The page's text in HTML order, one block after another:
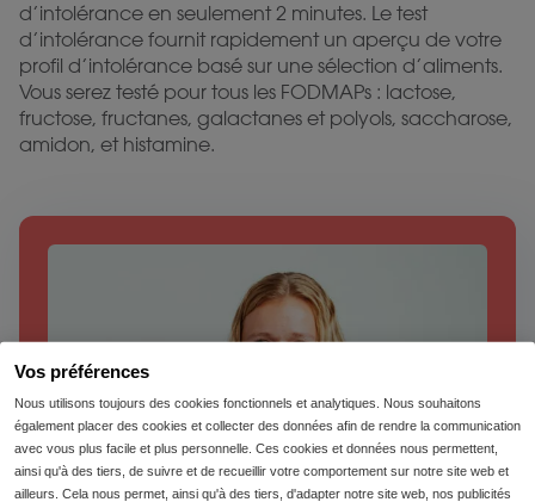
Vos préférences
Nous utilisons toujours des cookies fonctionnels et analytiques. Nous souhaitons
également placer des cookies et collecter des données afin de rendre la communication
avec vous plus facile et plus personnelle. Ces cookies et données nous permettent,
ainsi qu'à des tiers, de suivre et de recueillir votre comportement sur notre site web et
ailleurs. Cela nous permet, ainsi qu'à des tiers, d'adapter notre site web, nos publicités
d’intolérance en seulement 2 minutes. Le test
d’intolérance fournit rapidement un aperçu de votre
profil d’intolérance basé sur une sélection d’aliments.
Vous serez testé pour tous les FODMAPs : lactose,
fructose, fructanes, galactanes et polyols, saccharose,
amidon, et histamine.